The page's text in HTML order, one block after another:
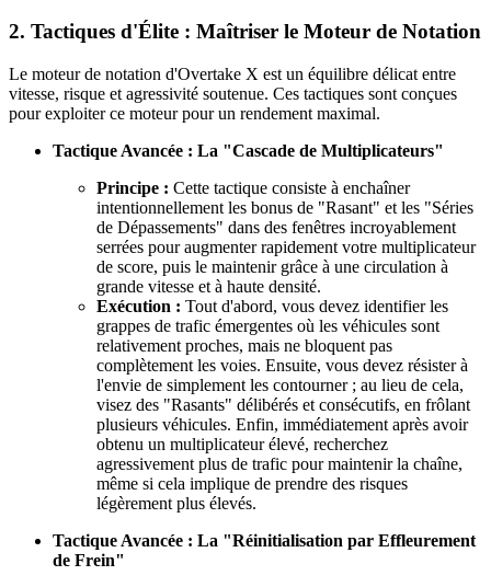
2. Tactiques d'Élite : Maîtriser le Moteur de Notation
Le moteur de notation d'Overtake X est un équilibre délicat entre
vitesse, risque et agressivité soutenue. Ces tactiques sont conçues
pour exploiter ce moteur pour un rendement maximal.
Tactique Avancée : La "Cascade de Multiplicateurs"
Principe : Cette tactique consiste à enchaîner
intentionnellement les bonus de "Rasant" et les "Séries
de Dépassements" dans des fenêtres incroyablement
serrées pour augmenter rapidement votre multiplicateur
de score, puis le maintenir grâce à une circulation à
grande vitesse et à haute densité.
Exécution : Tout d'abord, vous devez identifier les
grappes de trafic émergentes où les véhicules sont
relativement proches, mais ne bloquent pas
complètement les voies. Ensuite, vous devez résister à
l'envie de simplement les contourner ; au lieu de cela,
visez des "Rasants" délibérés et consécutifs, en frôlant
plusieurs véhicules. Enfin, immédiatement après avoir
obtenu un multiplicateur élevé, recherchez
agressivement plus de trafic pour maintenir la chaîne,
même si cela implique de prendre des risques
légèrement plus élevés.
Tactique Avancée : La "Réinitialisation par Effleurement
de Frein"